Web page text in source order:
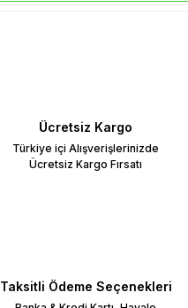
Ücretsiz Kargo
Türkiye içi Alışverişlerinizde
Ücretsiz Kargo Fırsatı
Taksitli Ödeme Seçenekleri